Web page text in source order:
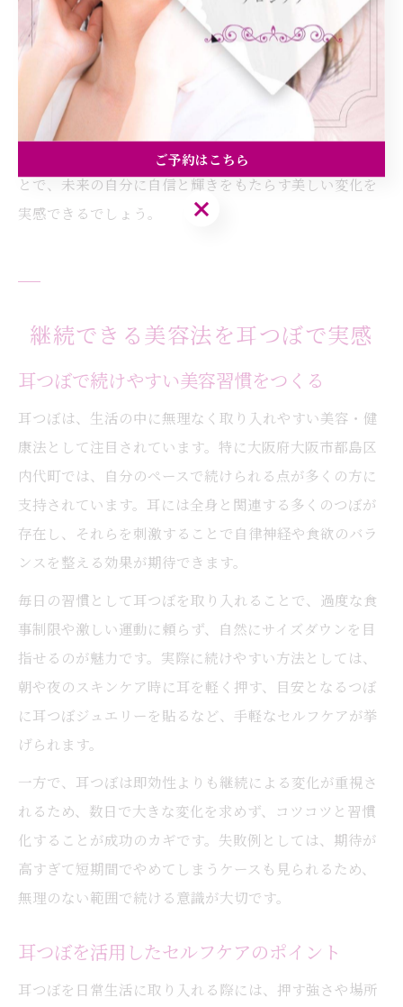
秘の改善やむくみの解消を感じる方もいます。このよう
な体験談は、無理なく続けられる耳つぼの魅力を裏付け
ています。
ただし、個人差があるため、期待しすぎず自分の変化を
楽しむことがポイントです。焦らずコツコツと続けるこ
とで、未来の自分に自信と輝きをもたらす美しい変化を
実感できるでしょう。
継続できる美容法を耳つぼで実感
耳つぼで続けやすい美容習慣をつくる
耳つぼは、生活の中に無理なく取り入れやすい美容・健
康法として注目されています。特に大阪府大阪市都島区
内代町では、自分のペースで続けられる点が多くの方に
支持されています。耳には全身と関連する多くのつぼが
存在し、それらを刺激することで自律神経や食欲のバラ
ンスを整える効果が期待できます。
毎日の習慣として耳つぼを取り入れることで、過度な食
事制限や激しい運動に頼らず、自然にサイズダウンを目
指せるのが魅力です。実際に続けやすい方法としては、
朝や夜のスキンケア時に耳を軽く押す、目安となるつぼ
に耳つぼジュエリーを貼るなど、手軽なセルフケアが挙
げられます。
一方で、耳つぼは即効性よりも継続による変化が重視さ
れるため、数日で大きな変化を求めず、コツコツと習慣
化することが成功のカギです。失敗例としては、期待が
高すぎて短期間でやめてしまうケースも見られるため、
無理のない範囲で続ける意識が大切です。
耳つぼを活用したセルフケアのポイント
耳つぼを日常生活に取り入れる際には、押す強さや場所
ご予約はこちら
ご予約はこちら